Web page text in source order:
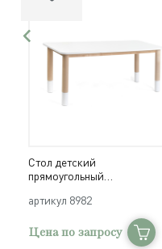
Стол детский
прямоугольный
по высоте №1-№3
(1200x500, h460, 520, 580 мм)
/ ЛДСП, дерево
артикул 8982
Цена по запросу